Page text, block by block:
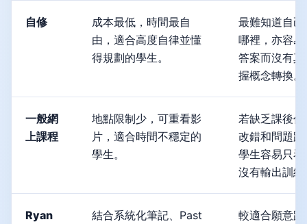
自修
成本最低，時間最自
由，適合高度自律並懂
得規劃的學生。
最難知道自己
哪裡，亦容易
答案而沒有真
握概念轉換。
一般網
上課程
地點限制少，可重看影
片，適合時間不穩定的
學生。
若缺乏課後
改錯和問題跟
學生容易只看
沒有輸出訓練
Ryan
結合系統化筆記、Past
較適合願意跟